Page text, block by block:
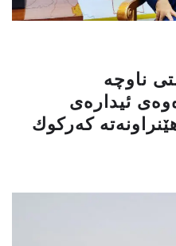
ناوچە
ئیدارەی
كه‌ركوك